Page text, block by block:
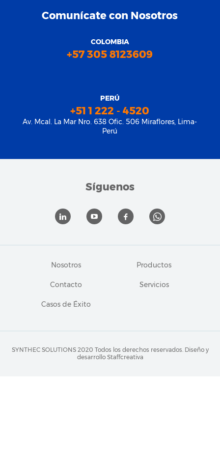
Comunícate con Nosotros
COLOMBIA
+57 305 8123609
PERÚ
+51 1 222 - 4520
Av. Mcal. La Mar Nro. 638 Ofic. 506 Miraflores, Lima-
Perú
Síguenos
Nosotros Productos
Contacto Servicios
Casos de Éxito
SYNTHEC SOLUTIONS 2020 Todos los derechos reservados. Diseño y
desarrollo Staffcreativa